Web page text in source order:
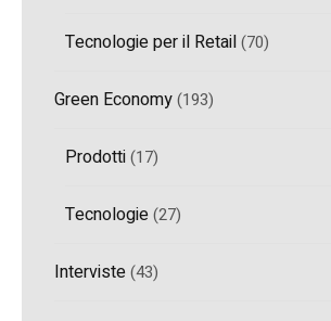
Tecnologie per il Retail(70)
Green Economy(193)
Prodotti(17)
Tecnologie(27)
Interviste(43)